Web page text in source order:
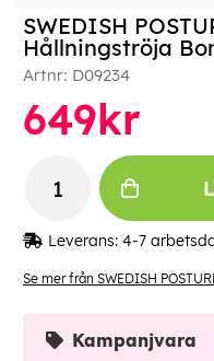
Se mer från SWEDISH
SWEDISH
Hållningströja
Artnr: D09234
649kr
Leverans: 4-7
Kampanjvara